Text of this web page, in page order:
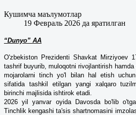
Кушимча маълумотлар
19 Февраль 2026 да яратилган
“Dunyo” AA
O'zbekiston Prezidenti Shavkat Mirziyoev
tashrif buyurib, muloqotni rivojlantirish
mojarolarni tinch yo'l bilan hal etish
sifatida tashkil etilgan yangi xalqaro
birinchi majlisida ishtirok etadi.
2026 yil yanvar oyida Davosda bo'lib
Tinchlik kengashi ta'sis shartnomasini